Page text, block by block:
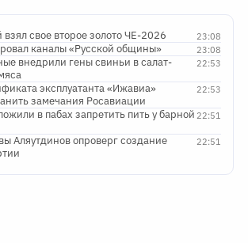
23:08
взял свое второе золото ЧЕ-2026
23:08
каналы «Русской общины»
22:53
внедрили гены свиньи в салат-
22:53
эксплуатанта «Ижавиа»
замечания Росавиации
22:51
в пабах запретить пить у барной
22:51
Аляутдинов опроверг создание